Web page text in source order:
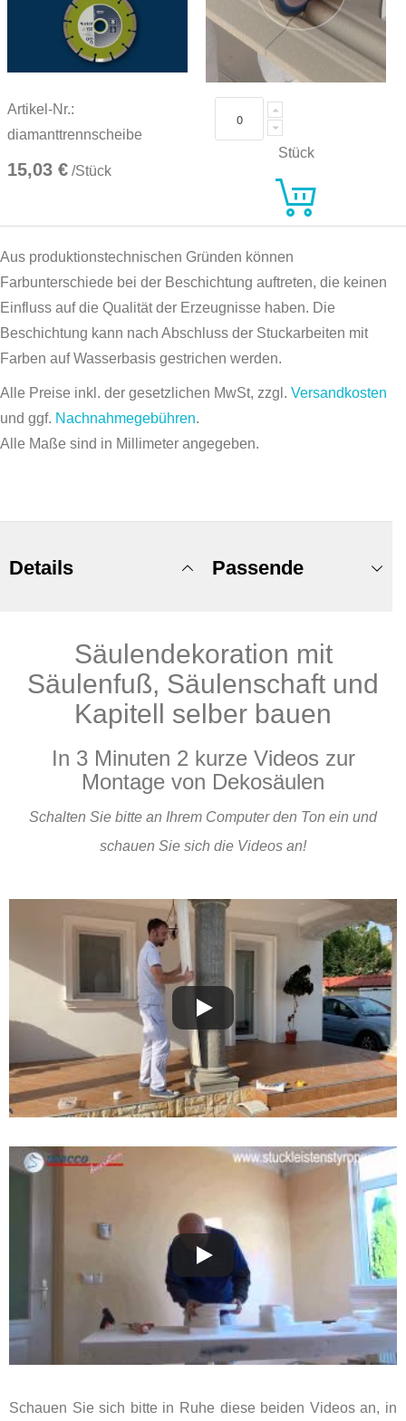
Artikel-Nr.:
diamanttrennscheibe
15,03 € /Stück
Stück
Aus produktionstechnischen Gründen können
Farbunterschiede bei der Beschichtung auftreten, die keinen
Einfluss auf die Qualität der Erzeugnisse haben. Die
Beschichtung kann nach Abschluss der Stuckarbeiten mit
Farben auf Wasserbasis gestrichen werden.
Alle Preise inkl. der gesetzlichen MwSt, zzgl. Versandkosten
und ggf. Nachnahmegebühren.
Alle Maße sind in Millimeter angegeben.
Details
Säulendekoration mit
Säulenfuß, Säulenschaft und
Kapitell selber bauen
In 3 Minuten 2 kurze Videos zur
Montage von Dekosäulen
Schalten Sie bitte an Ihrem Computer den Ton ein und
schauen Sie sich die Videos an!
Schauen Sie sich bitte in Ruhe diese beiden Videos an, in
Passende
Produkte